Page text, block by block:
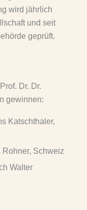
wird jährlich
und seit
geprüft.
Dr. Dr.
gewinnen:
Katschthaler,
Rohner, Schweiz
Walter